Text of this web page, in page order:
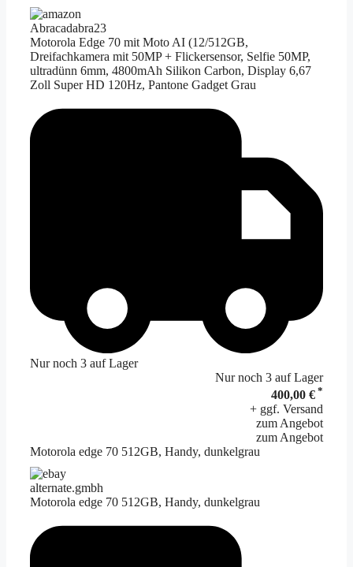
Abracadabra23
Motorola Edge 70 mit Moto AI (12/512GB,
Dreifachkamera mit 50MP + Flickersensor, Selfie 50MP,
ultradünn 6mm, 4800mAh Silikon Carbon, Display 6,67
Zoll Super HD 120Hz, Pantone Gadget Grau
Nur noch 3 auf Lager
Nur noch 3 auf Lager
400,00 € *
+ ggf. Versand
zum Angebot
zum Angebot
Motorola edge 70 512GB, Handy, dunkelgrau
alternate.gmbh
Motorola edge 70 512GB, Handy, dunkelgrau